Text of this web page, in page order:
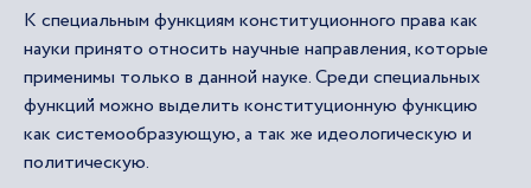
К специальным функциям конституционного права как
науки принято относить научные направления, которые
применимы только в данной науке. Среди специальных
функций можно выделить конституционную функцию
как системообразующую, а так же идеологическую и
политическую.